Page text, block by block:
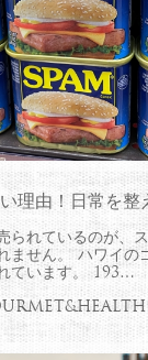
理由！日常を整
られているのが、
ません。 ハワイの
ています。 193…